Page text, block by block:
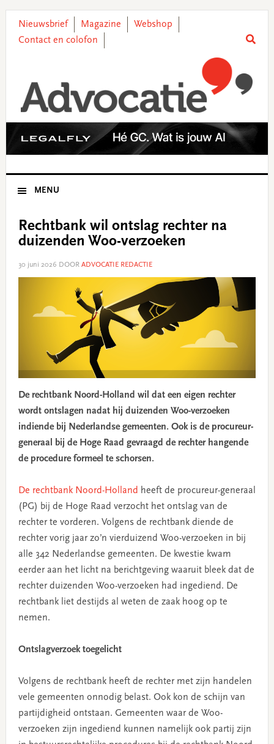
primary
main
primary
footer
Nieuwsbrief Magazine
Webshop
Contact en colofon
MENU
Rechtbank wil ontslag rechter na
duizenden Woo-verzoeken
30 juni 2026 DOOR ADVOCATIE REDACTIE
De rechtbank Noord-Holland wil dat een eigen rechter
wordt ontslagen nadat hij duizenden Woo-verzoeken
indiende bij Nederlandse gemeenten. Ook is de procureur-
generaal bij de Hoge Raad gevraagd de rechter hangende
de procedure formeel te schorsen.
De rechtbank Noord-Holland heeft de procureur-generaal
(PG) bij de Hoge Raad verzocht het ontslag van de
rechter te vorderen. Volgens de rechtbank diende de
rechter vorig jaar zo’n vierduizend Woo-verzoeken in bij
alle 342 Nederlandse gemeenten. De kwestie kwam
eerder aan het licht na berichtgeving waaruit bleek dat de
rechter duizenden Woo-verzoeken had ingediend. De
rechtbank liet destijds al weten de zaak hoog op te
nemen.
Ontslagverzoek toegelicht
Volgens de rechtbank heeft de rechter met zijn handelen
vele gemeenten onnodig belast. Ook kon de schijn van
partijdigheid ontstaan. Gemeenten waar de Woo-
verzoeken zijn ingediend kunnen namelijk ook partij zijn